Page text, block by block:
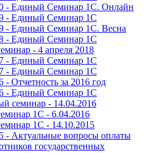
- Единый Семинар 1С. Онлайн
- Единый Семинар 1С
- Единый Семинар 1С. Весна
- Единый Семинар 1С
- 4 апреля 2018
- Единый Семинар 1С
- Единый Семинар 1С
- Отчетность за 2016 год
- Единый Семинар 1С
семинар - 14.04.2016
1С - 6.04.2016
1С - 14.10.2015
- Актуальные вопросы оплаты
государственных